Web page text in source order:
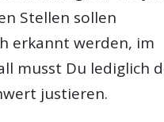
Stellen sollen
erkannt werden, im
musst Du lediglich
justieren.